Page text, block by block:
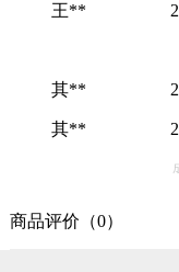
王**
其**
其**
商品评价（0）